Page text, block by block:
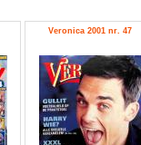
Veronica 2001 nr. 47